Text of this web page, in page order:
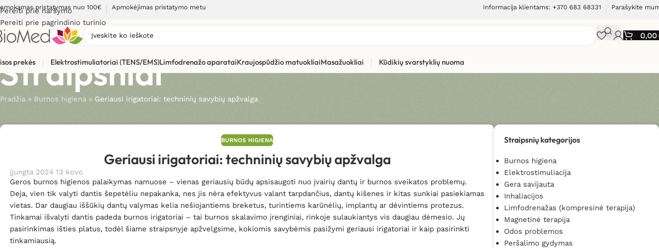
Pereiti prie naršymo
Pereiti prie pagrindinio turinio
pristatymas nuo 100€ Apmokėjimas pristatymo metu Informacija klientams: +370 683 68331 Parašykite
0,00
prekės Elektrostimuliatoriai (TENS/EMS)Limfodrenažo aparataiKraujospūdžio matuokliaiMasažuokliai Kūdikių svarstyklių nuoma
Straipsniai
Pradžia » Burnos higiena » Geriausi irigatoriai: techninių savybių apžvalga
BURNOS HIGIENA
Geriausi irigatoriai: techninių savybių apžvalga
Įjungta 2024 13 kovo
Geros burnos higienos palaikymas namuose – vienas geriausių būdų apsisaugoti nuo įvairių dantų ir burnos sveikatos problemų.
Deja, vien tik valyti dantis šepetėliu nepakanka, nes jis nėra efektyvus valant tarpdančius, dantų kišenes ir kitas sunkiai pasiekiamas
vietas. Dar daugiau iššūkių dantų valymas kelia nešiojantiems breketus, turintiems karūnėlių, implantų ar dėvintiems protezus.
Tinkamai išvalyti dantis padeda burnos irigatoriai – tai burnos skalavimo įrenginiai, rinkoje sulaukiantys vis daugiau dėmesio. Jų
pasirinkimas išties platus, todėl šiame straipsnyje apžvelgsime, kokiomis savybėmis pasižymi geriausi irigatoriai ir kaip pasirinkti
tinkamiausią.
Straipsnių kategorijos
Burnos higiena
Elektrostimuliacija
Gera savijauta
Inhaliacijos
Limfodrenažas (kompresinė terapija)
Magnetinė terapija
Odos problemos
Peršalimo gydymas